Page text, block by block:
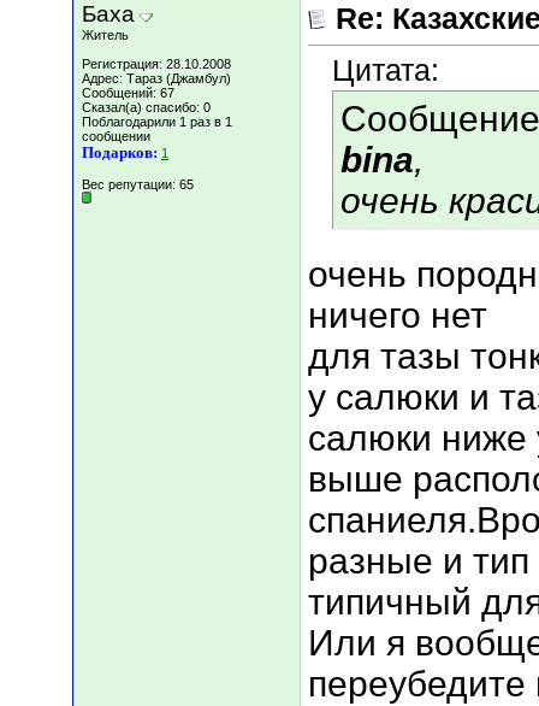
Баха
Житель
Регистрация: 28.10.2008
Адрес: Тараз (Джамбул)
Сообщений: 67
Сказал(а) спасибо: 0
Поблагодарили 1 раз в 1
сообщении
Подарков: 1
Вес репутации: 65
Re:
Цитата:
bina,
очень
очень
ничего нет
для тазы
у салюки и
салюки ниже
выше
разные и
типичный
Или я